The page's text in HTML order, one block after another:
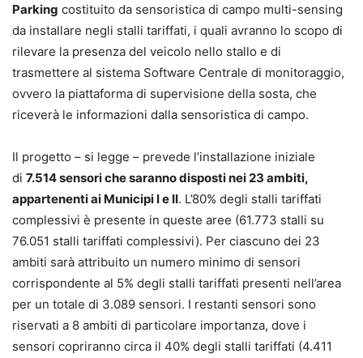
Parking costituito da sensoristica di campo multi-sensing
da installare negli stalli tariffati, i quali avranno lo scopo di
rilevare la presenza del veicolo nello stallo e di
trasmettere al sistema Software Centrale di monitoraggio,
ovvero la piattaforma di supervisione della sosta, che
riceverà le informazioni dalla sensoristica di campo.
Il progetto – si legge – prevede l’installazione iniziale
di 7.514 sensori che saranno disposti nei 23 ambiti,
appartenenti ai Municipi I e II. L’80% degli stalli tariffati
complessivi è presente in queste aree (61.773 stalli su
76.051 stalli tariffati complessivi). Per ciascuno dei 23
ambiti sarà attribuito un numero minimo di sensori
corrispondente al 5% degli stalli tariffati presenti nell’area
per un totale di 3.089 sensori. I restanti sensori sono
riservati a 8 ambiti di particolare importanza, dove i
sensori copriranno circa il 40% degli stalli tariffati (4.411